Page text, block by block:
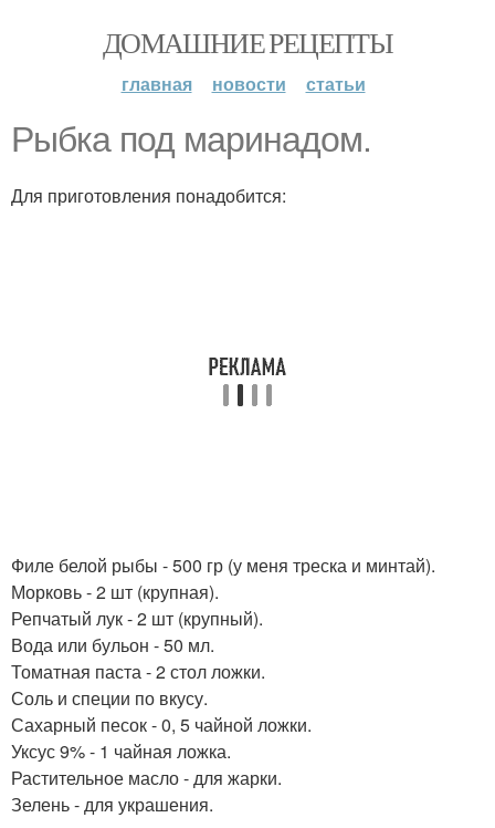
ДОМАШНИЕ РЕЦЕПТЫ
главная новости статьи
Рыбка под маринадом.
Для приготовления понадобится:
Филе белой рыбы - 500 гр (у меня треска и минтай).
Морковь - 2 шт (крупная).
Репчатый лук - 2 шт (крупный).
Вода или бульон - 50 мл.
Томатная паста - 2 стол ложки.
Соль и специи по вкусу.
Сахарный песок - 0, 5 чайной ложки.
Уксус 9% - 1 чайная ложка.
Растительное масло - для жарки.
Зелень - для украшения.